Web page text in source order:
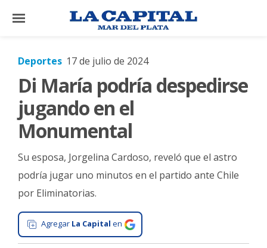
×
El
País
El
Mundo
La
Zona
Cultura
Tecnología
Gastronomía
Deportes 17 de julio de 2024
Di María podría despedirse
jugando en el
Monumental
Su esposa, Jorgelina Cardoso, reveló que el astro
podría jugar uno minutos en el partido ante Chile
por Eliminatorias.
Agregar La Capital en